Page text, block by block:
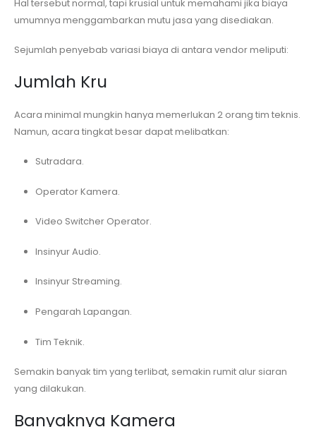
Hal tersebut normal, tapi krusial untuk memahami jika biaya
umumnya menggambarkan mutu jasa yang disediakan.
Sejumlah penyebab variasi biaya di antara vendor meliputi:
Jumlah Kru
Acara minimal mungkin hanya memerlukan 2 orang tim teknis.
Namun, acara tingkat besar dapat melibatkan:
Sutradara.
Operator Kamera.
Video Switcher Operator.
Insinyur Audio.
Insinyur Streaming.
Pengarah Lapangan.
Tim Teknik.
Semakin banyak tim yang terlibat, semakin rumit alur siaran
yang dilakukan.
Banyaknya Kamera